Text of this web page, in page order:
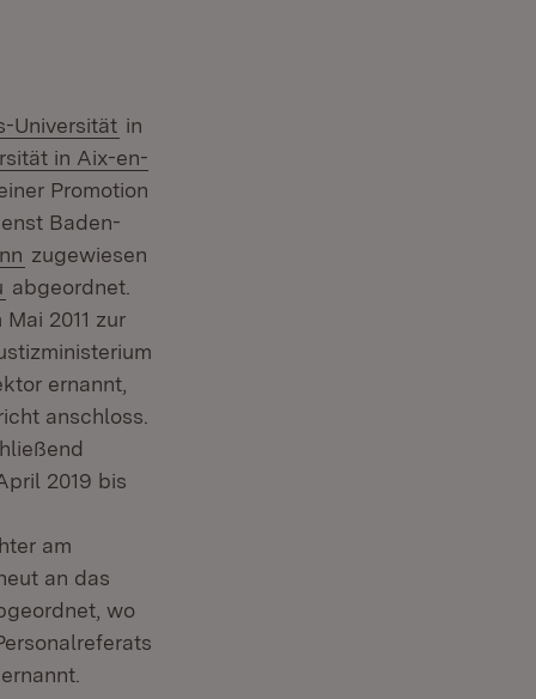
Universität (Öffnet in neuem Fenster)
in
in Aix-en-
Promotion
Baden-
(Öffnet in neuem Fenster)
zugewiesen
(Öffnet in neuem Fenster)
abgeordnet.
neuem Fenster)
Mai 2011 zur
ernannt,
anschloss.
2019 bis
neuem Fenster)
am
an das
wo